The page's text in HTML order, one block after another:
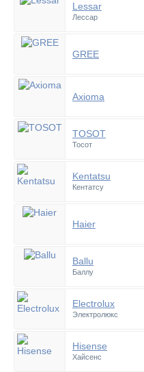
Lessar
Лессар
GREE
Axioma
TOSOT
Тосот
Kentatsu
Кентатсу
Haier
Ballu
Баллу
Electrolux
Электролюкс
Hisense
Хайсенс